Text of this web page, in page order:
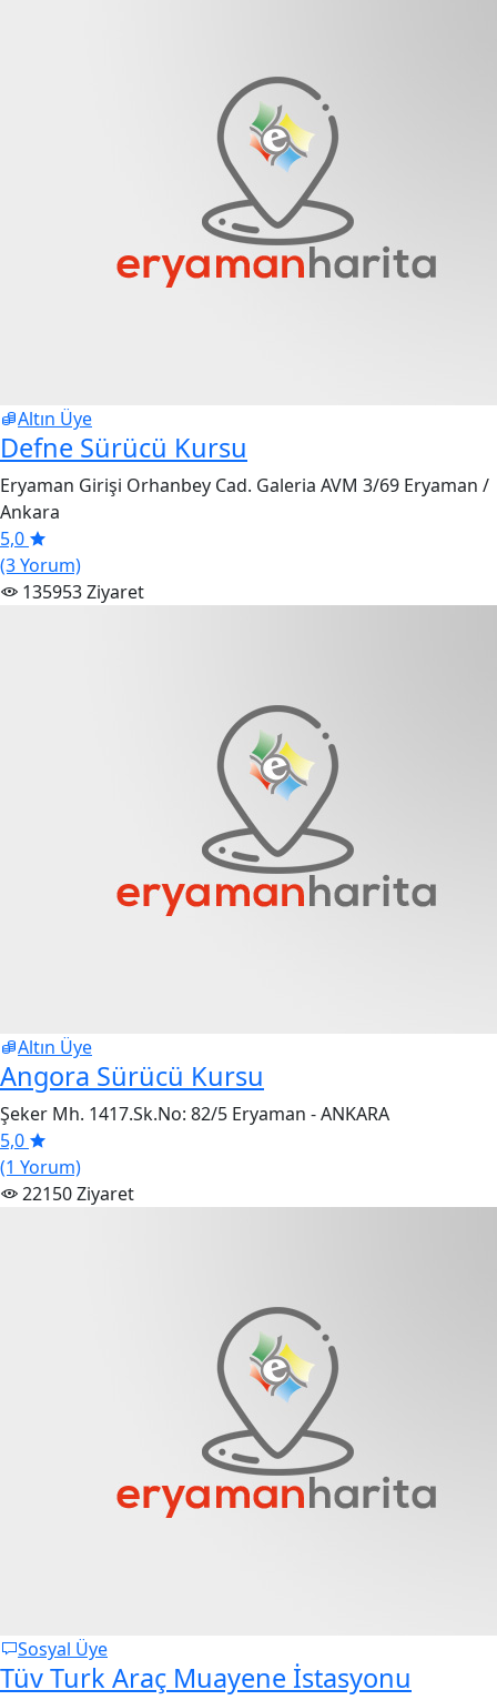
Altın Üye
Defne Sürücü Kursu
Eryaman Girişi Orhanbey Cad. Galeria AVM 3/69 Eryaman /
Ankara
5,0
(3 Yorum)
135953 Ziyaret
Altın Üye
Angora Sürücü Kursu
Şeker Mh. 1417.Sk.No: 82/5 Eryaman - ANKARA
5,0
(1 Yorum)
22150 Ziyaret
Sosyal Üye
Tüv Turk Araç Muayene İstasyonu